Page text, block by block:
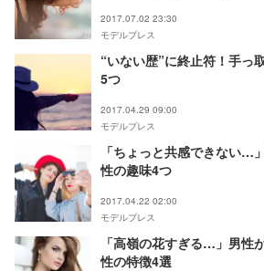
2017.07.02 23:30
モデルプレス
“いない歴”に終止符！手っ
5つ
2017.04.29 09:00
モデルプレス
「ちょっと共感できない…
性の趣味4つ
2017.04.22 02:00
モデルプレス
「高嶺の花すぎる…」男性
性の特徴4選